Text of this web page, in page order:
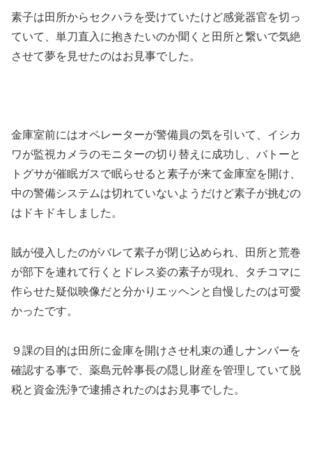
素子は田所からセクハラを受けていたけど感覚器官を切っ
ていて、単刀直入に抱きたいのか聞くと田所と繋いで気絶
させて夢を見せたのはお見事でした。
金庫室前にはオペレーターが警備員の気を引いて、イシカ
ワが監視カメラのモニターの切り替えに成功し、バトーと
トグサが催眠ガスで眠らせると素子が来て金庫室を開け、
中の警備システムは切れていないようだけど素子が挑むの
はドキドキしました。
賊が侵入したのがバレて素子が閉じ込められ、田所と荒巻
が部下を連れて行くとドレス姿の素子が現れ、タチコマに
作らせた疑似映像だと分かりエッヘンと自慢したのは可愛
かったです。
９課の目的は田所に金庫を開けさせ札束の通しナンバーを
確認する事で、薬島元幹事長の隠し財産を管理していて脱
税と資金洗浄で逮捕されたのはお見事でした。